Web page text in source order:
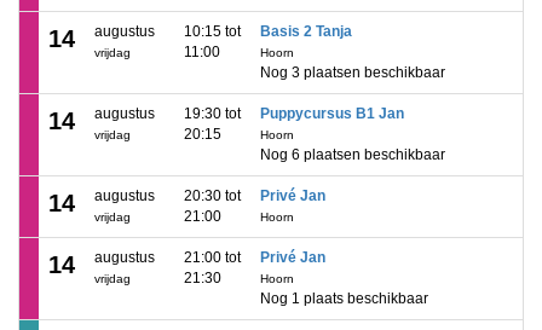
14 augustus
vrijdag
10:15 tot
11:00
Basis 2 Tanja
Hoorn
Nog 3 plaatsen beschikbaar
14 augustus
vrijdag
19:30 tot
20:15
Puppycursus B1 Jan
Hoorn
Nog 6 plaatsen beschikbaar
14 augustus
vrijdag
20:30 tot
21:00
Privé Jan
Hoorn
14 augustus
vrijdag
21:00 tot
21:30
Privé Jan
Hoorn
Nog 1 plaats beschikbaar